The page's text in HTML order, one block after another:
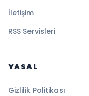
İletişim
RSS Servisleri
YASAL
Gizlilik Politikası